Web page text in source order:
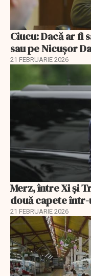
Ciucu: Dacă ar fi
sau pe Nicușor
21 FEBRUARIE 2026
Merz, între Xi și
două capete
21 FEBRUARIE 2026